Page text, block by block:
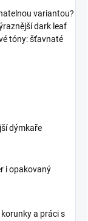
variantou?
dark leaf
tóny: šťavnaté
dýmkaře
i opakovaný
a práci s